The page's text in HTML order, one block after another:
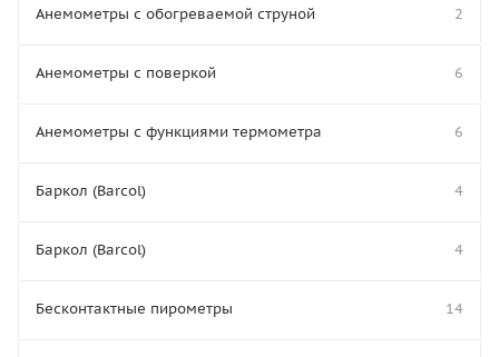
Анемометры с обогреваемой струной 2
Анемометры с поверкой 6
Анемометры с функциями термометра 6
Баркол (Barcol) 4
Баркол (Barcol) 4
Бесконтактные пирометры 14